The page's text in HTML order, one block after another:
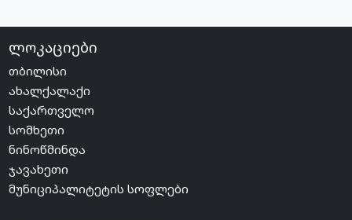
ლოკაციები
თბილისი
ახალქალაქი
საქართველო
სომხეთი
ნინოწმინდა
ჯავახეთი
მუნიციპალიტეტის სოფლები